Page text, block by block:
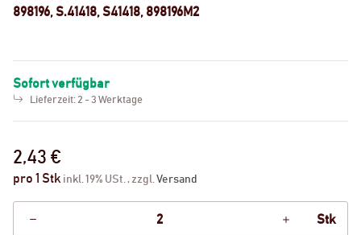
898196, S.41418, S41418, 898196M2
Sofort verfügbar
Lieferzeit: 2 - 3 Werktage
2,43 €
pro 1 Stk inkl. 19% USt. , zzgl. Versand
Stk